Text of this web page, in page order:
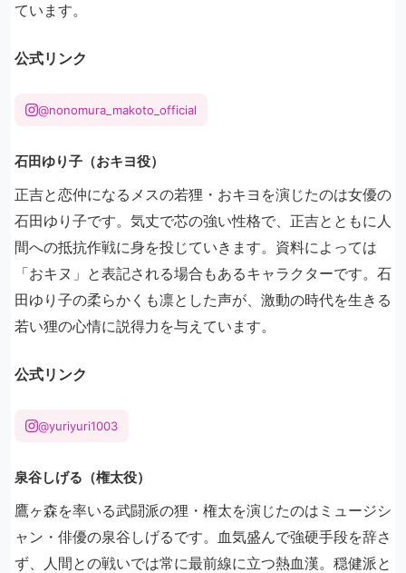
ています。
公式リンク
@nonomura_makoto_official
石田ゆり子（おキヨ役）
正吉と恋仲になるメスの若狸・おキヨを演じたのは女優の
石田ゆり子です。気丈で芯の強い性格で、正吉とともに人
間への抵抗作戦に身を投じていきます。資料によっては
「おキヌ」と表記される場合もあるキャラクターです。石
田ゆり子の柔らかくも凛とした声が、激動の時代を生きる
若い狸の心情に説得力を与えています。
公式リンク
@yuriyuri1003
泉谷しげる（権太役）
鷹ヶ森を率いる武闘派の狸・権太を演じたのはミュージシ
ャン・俳優の泉谷しげるです。血気盛んで強硬手段を辞さ
ず、人間との戦いでは常に最前線に立つ熱血漢。穏健派と